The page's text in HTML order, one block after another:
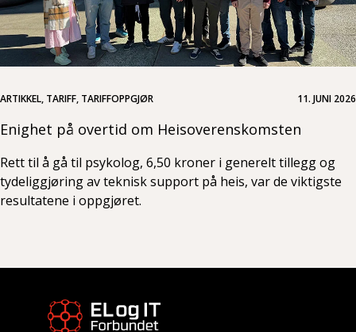
ARTIKKEL, TARIFF, TARIFFOPPGJØR 11. JUNI 2026
Enighet på overtid om Heisoverenskomsten
Rett til å gå til psykolog, 6,50 kroner i generelt tillegg og
tydeliggjøring av teknisk support på heis, var de viktigste
resultatene i oppgjøret.